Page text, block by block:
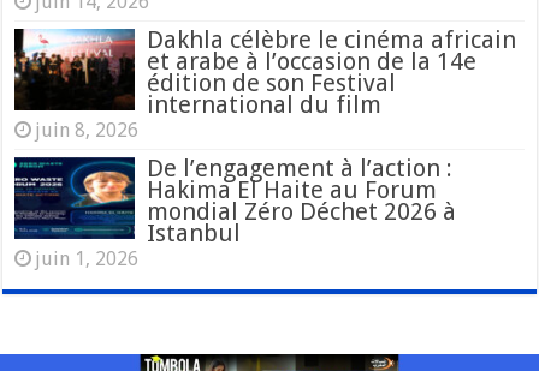
Dakhla célèbre le cinéma africain
et arabe à l’occasion de la 14e
édition de son Festival
international du film
juin 8, 2026
De l’engagement à l’action :
Hakima El Haite au Forum
mondial Zéro Déchet 2026 à
Istanbul
juin 1, 2026